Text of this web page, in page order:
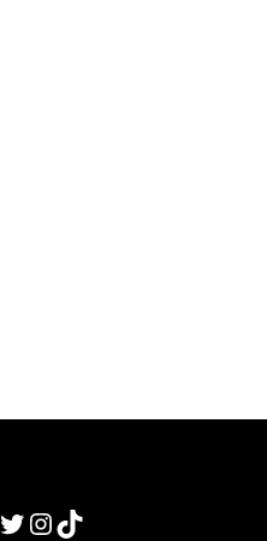
Twitter
Instagram
TikTok